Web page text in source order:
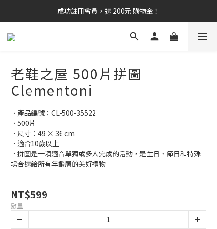
成功註冊會員，送 200元 購物金！
老鞋之屋 500片拼圖
Clementoni
．產品編號：CL-500-35522
．500片
．尺寸：49 × 36 cm
．適合10歲以上
．拼圖是一項適合單獨或多人完成的活動，是生日、節日和特殊
場合送給所有年齡層的美好禮物
NT$599
數量